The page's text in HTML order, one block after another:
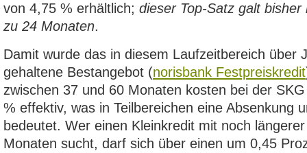
von 4,75 % erhältlich; dieser Top-Satz galt
zu 24 Monaten.
Damit wurde das in diesem Laufzeitbereich über
gehaltene Bestangebot (norisbank Festpreiskredit
zwischen 37 und 60 Monaten kosten bei der
% effektiv, was in Teilbereichen eine Absenkung
bedeutet. Wer einen Kleinkredit mit noch
Monaten sucht, darf sich über einen um 0,45